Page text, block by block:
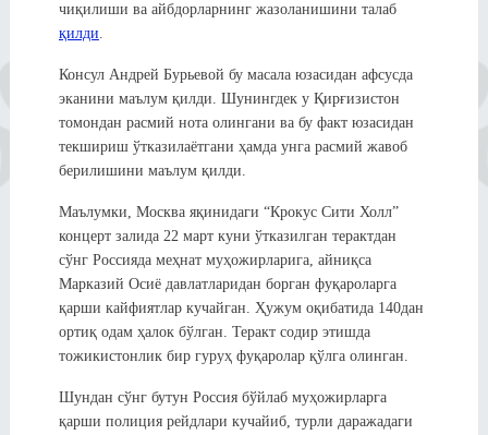
чиқилиши ва айбдорларнинг жазоланишини талаб
қилди.
Консул Андрей Бурьевой бу масала юзасидан афсусда
эканини маълум қилди. Шунингдек у Қирғизистон
томондан расмий нота олингани ва бу факт юзасидан
текшириш ўтказилаётгани ҳамда унга расмий жавоб
берилишини маълум қилди.
Маълумки, Москва яқинидаги “Крокус Сити Холл”
концерт залида 22 март куни ўтказилган терактдан
сўнг Россияда меҳнат муҳожирларига, айниқса
Марказий Осиё давлатларидан борган фуқароларга
қарши кайфиятлар кучайган. Ҳужум оқибатида 140дан
ортиқ одам ҳалок бўлган. Теракт содир этишда
тожикистонлик бир гуруҳ фуқаролар қўлга олинган.
Шундан сўнг бутун Россия бўйлаб муҳожирларга
қарши полиция рейдлари кучайиб, турли даражадаги